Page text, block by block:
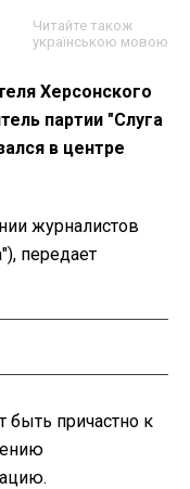
Читайте також
українською мовою
Херсонского
партии "Слуга
в центре
журналистов
передает
причастно к